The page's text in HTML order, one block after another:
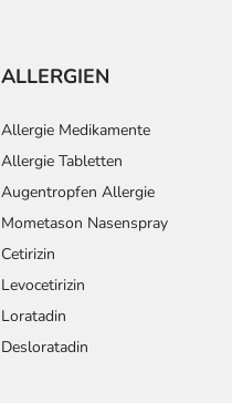
ALLERGIEN
Allergie Medikamente
Allergie Tabletten
Augentropfen Allergie
Mometason Nasenspray
Cetirizin
Levocetirizin
Loratadin
Desloratadin